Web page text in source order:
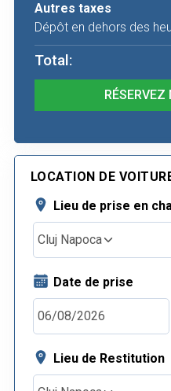
Autres taxes
Dépôt en dehors des
Total:
LOCATION DE
Lieu de prise en
Cluj Napoca
Date de prise
Lieu de Restitution